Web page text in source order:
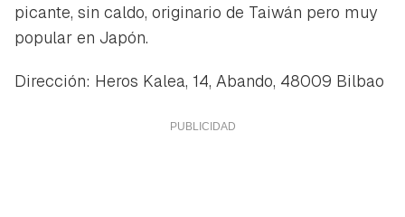
picante, sin caldo, originario de Taiwán pero muy
popular en Japón.
Dirección: Heros Kalea, 14, Abando, 48009 Bilbao